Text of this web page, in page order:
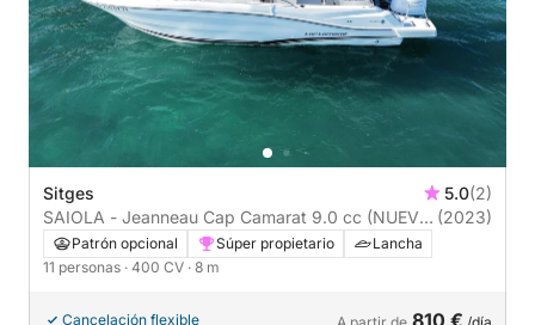
Sitges 5.0(2)
SAIOLA - Jeanneau Cap Camarat 9.0 cc (NUEVO
2023)
(2023)
Patrón opcional Súper propietario
Lancha
11 personas · 400 CV · 8 m
Cancelación flexible